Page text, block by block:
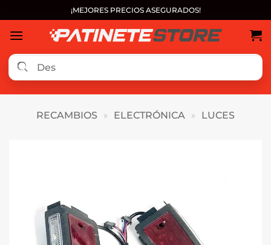
al
contenido
¡MEJORES PRECIOS ASEGURADOS!
RECAMBIOS » ELECTRÓNICA » LUCES